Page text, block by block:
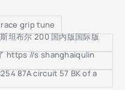
grip tune
坦布尔 200 国内版国际版
https //s shanghaiqulin
87A circuit 57 BK of a